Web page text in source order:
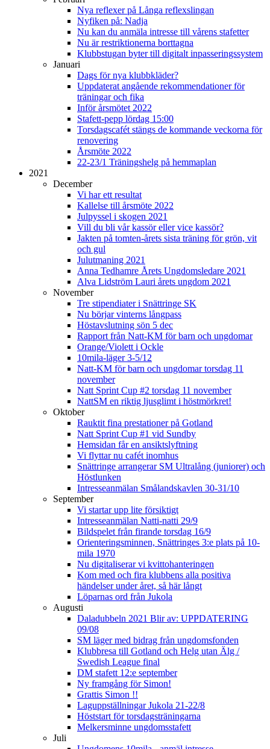
Nya reflexer på Långa reflexslingan
Nyfiken på: Nadja
Nu kan du anmäla intresse till vårens stafetter
Nu är restriktionerna borttagna
Klubbstugan byter till digitalt inpasseringssystem
Januari
Dags för nya klubbkläder?
Uppdaterat angående rekommendationer för
träningar och fika
Inför årsmötet 2022
Stafett-pepp lördag 15:00
Torsdagscafét stängs de kommande veckorna för
renovering
Årsmöte 2022
22-23/1 Träningshelg på hemmaplan
2021
December
Vi har ett resultat
Kallelse till årsmöte 2022
Julpyssel i skogen 2021
Vill du bli vår kassör eller vice kassör?
Jakten på tomten-årets sista träning för grön, vit
och gul
Julutmaning 2021
Anna Tedhamre Årets Ungdomsledare 2021
Alva Lidström Lauri årets ungdom 2021
November
Tre stipendiater i Snättringe SK
Nu börjar vinterns långpass
Höstavslutning sön 5 dec
Rapport från Natt-KM för barn och ungdomar
Orange/Violett i Ockle
10mila-läger 3-5/12
Natt-KM för barn och ungdomar torsdag 11
november
Natt Sprint Cup #2 torsdag 11 november
NattSM en riktig ljusglimt i höstmörkret!
Oktober
Rauktit fina prestationer på Gotland
Natt Sprint Cup #1 vid Sundby
Hemsidan får en ansiktslyftning
Vi flyttar nu cafét inomhus
Snättringe arrangerar SM Ultralång (juniorer) och
Höstlunken
Intresseanmälan Smålandskavlen 30-31/10
September
Vi startar upp lite försiktigt
Intresseanmälan Natti-natti 29/9
Bildspelet från firande torsdag 16/9
Orienteringsminnen, Snättringes 3:e plats på 10-
mila 1970
Nu digitaliserar vi kvittohanteringen
Kom med och fira klubbens alla positiva
händelser under året, så här långt
Löparnas ord från Jukola
Augusti
Daladubbeln 2021 Blir av: UPPDATERING
09/08
SM läger med bidrag från ungdomsfonden
Klubbresa till Gotland och Helg utan Älg /
Swedish League final
DM stafett 12:e september
Ny framgång för Simon!
Grattis Simon !!
Laguppställningar Jukola 21-22/8
Höststart för torsdagsträningarna
Melkersminne ungdomsstafett
Juli